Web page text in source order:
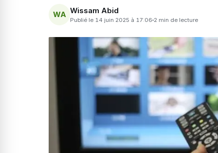
WA Wissam Abid
Publié le 14 juin 2025 à 17:06 2 min de lecture